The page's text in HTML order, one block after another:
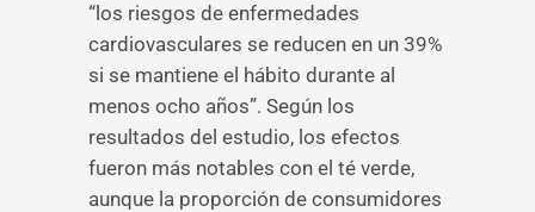
“los riesgos de enfermedades
cardiovasculares se reducen en un 39%
si se mantiene el hábito durante al
menos ocho años”. Según los
resultados del estudio, los efectos
fueron más notables con el té verde,
aunque la proporción de consumidores